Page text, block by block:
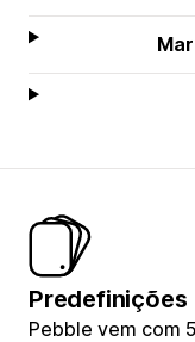
Predefinições
Pebble vem com